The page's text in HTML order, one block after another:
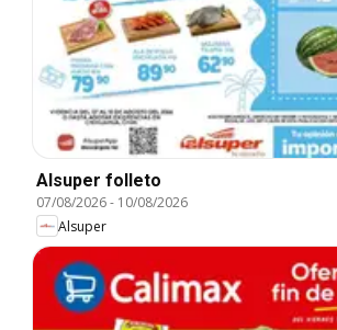
Alsuper folleto
07/08/2026- 10/08/2026
Alsuper